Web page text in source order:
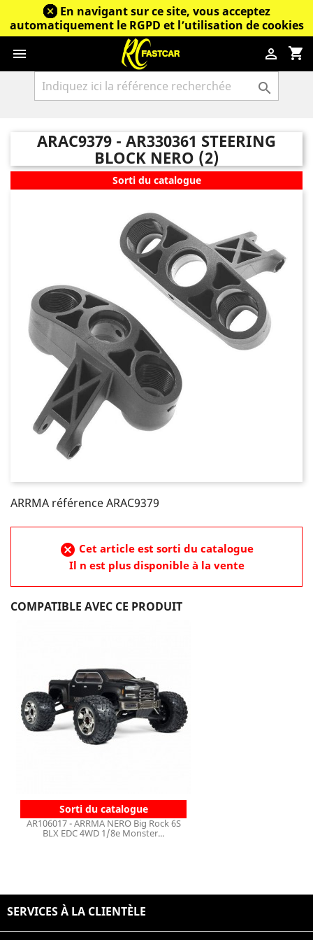
En navigant sur ce site, vous acceptez
automatiquement le RGPD et l’utilisation de cookies
 shopping_cart


ARAC9379 - AR330361 STEERING
BLOCK NERO (2)
Sorti du catalogue
ARRMA référence ARAC9379
cancel Cet article est sorti du catalogue
Il n est plus disponible à la vente
COMPATIBLE AVEC CE PRODUIT
Sorti du catalogue
AR106017 - ARRMA NERO Big Rock 6S
BLX EDC 4WD 1/8e Monster...
SERVICES À LA CLIENTÈLE